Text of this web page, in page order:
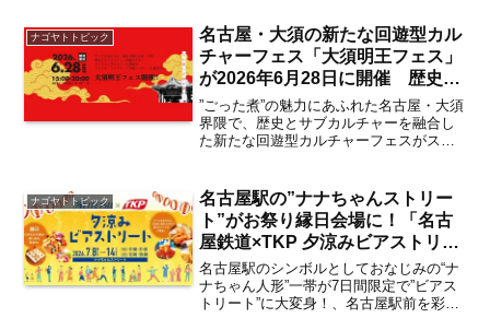
TOWERの地上90m屋内...
ナゴヤトトピック
名古屋・大須の新たな回遊型カル
チャーフェス「大須明王フェス」
が2026年6月28日に開催 歴史と
サブカルチャーが融合するオール
ジャンルのフェス！
”ごった煮”の魅力にあふれた名古屋・大須
界隈で、歴史とサブカルチャーを融合し
た新たな回遊型カルチャーフェスがスタ
2026年6月28日（土）に開催されます。
この記事では、ア...
ナゴヤトトピック
名古屋駅の”ナナちゃんストリー
ト”がお祭り縁日会場に！「名古
屋鉄道×TKP 夕涼みビアストリー
ト」が2026年7月8日（水）から7
月14日（火）まで開催【名古屋
駅】
名古屋駅のシンボルとしておなじみの“ナ
ナちゃん人形”一帯が7日間限定で”ビアス
トリート”に大変身！、名古屋駅前を彩る